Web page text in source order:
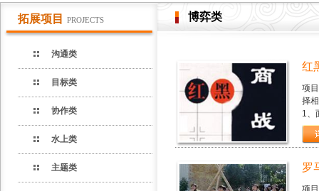
拓展项目 PROJECTS
沟通类
目标类
协作类
水上类
主题类
博弈类
红
项
择
1、
罗
项